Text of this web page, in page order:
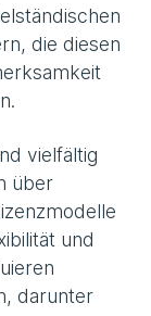
die diesen
vielfältig
über
und
darunter